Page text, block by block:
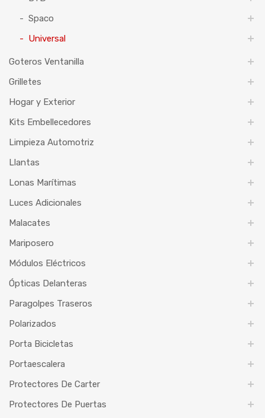
Spaco
Universal
Goteros Ventanilla
Grilletes
Hogar y Exterior
Kits Embellecedores
Limpieza Automotriz
Llantas
Lonas Marítimas
Luces Adicionales
Malacates
Mariposero
Módulos Eléctricos
Ópticas Delanteras
Paragolpes Traseros
Polarizados
Porta Bicicletas
Portaescalera
Protectores De Carter
Protectores De Puertas